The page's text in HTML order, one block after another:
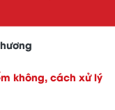
không, cách xử lý